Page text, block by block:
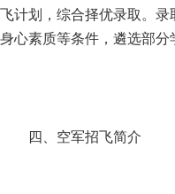
飞计划，综合择优录取。
身心素质等条件，遴选部分
四、空军招飞简介